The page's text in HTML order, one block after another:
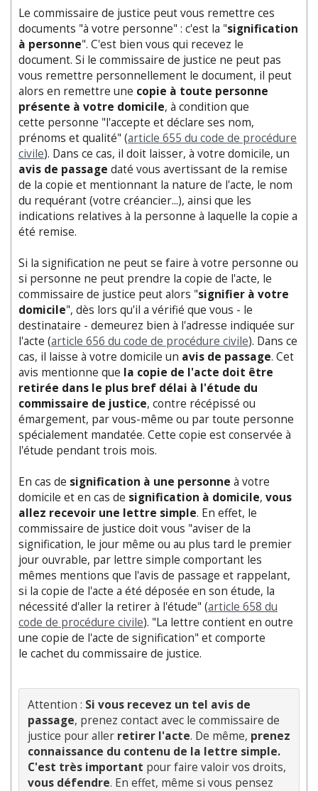
Le commissaire de justice peut vous remettre ces
documents "à votre personne" : c'est la "signification
à personne". C'est bien vous qui recevez le
document. Si le commissaire de justice ne peut pas
vous remettre personnellement le document, il peut
alors en remettre une copie à toute personne
présente à votre domicile, à condition que
cette personne "l'accepte et déclare ses nom,
prénoms et qualité" (article 655 du code de procédure
civile). Dans ce cas, il doit laisser, à votre domicile, un
avis de passage daté vous avertissant de la remise
de la copie et mentionnant la nature de l'acte, le nom
du requérant (votre créancier...), ainsi que les
indications relatives à la personne à laquelle la copie a
été remise.
Si la signification ne peut se faire à votre personne ou
si personne ne peut prendre la copie de l'acte, le
commissaire de justice peut alors "signifier à votre
domicile", dès lors qu'il a vérifié que vous - le
destinataire - demeurez bien à l'adresse indiquée sur
l'acte (article 656 du code de procédure civile). Dans ce
cas, il laisse à votre domicile un avis de passage. Cet
avis mentionne que la copie de l'acte doit être
retirée dans le plus bref délai à l'étude du
commissaire de justice, contre récépissé ou
émargement, par vous-même ou par toute personne
spécialement mandatée. Cette copie est conservée à
l'étude pendant trois mois.
En cas de signification à une personne à votre
domicile et en cas de signification à domicile, vous
allez recevoir une lettre simple. En effet, le
commissaire de justice doit vous "aviser de la
signification, le jour même ou au plus tard le premier
jour ouvrable, par lettre simple comportant les
mêmes mentions que l'avis de passage et rappelant,
si la copie de l'acte a été déposée en son étude, la
nécessité d'aller la retirer à l'étude" (article 658 du
code de procédure civile). "La lettre contient en outre
une copie de l'acte de signification" et comporte
le cachet du commissaire de justice.
Attention : Si vous recevez un tel avis de
passage, prenez contact avec le commissaire de
justice pour aller retirer l'acte. De même, prenez
connaissance du contenu de la lettre simple.
C'est très important
vous défendre. En effet, même si vous pensez